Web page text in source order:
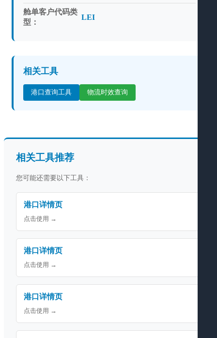
舱单客户代码类
型：
LEI
相关工具
港口查询工具 物流时效查询
相关工具推荐
您可能还需要以下工具：
港口详情页
点击使用 →
港口详情页
点击使用 →
港口详情页
点击使用 →